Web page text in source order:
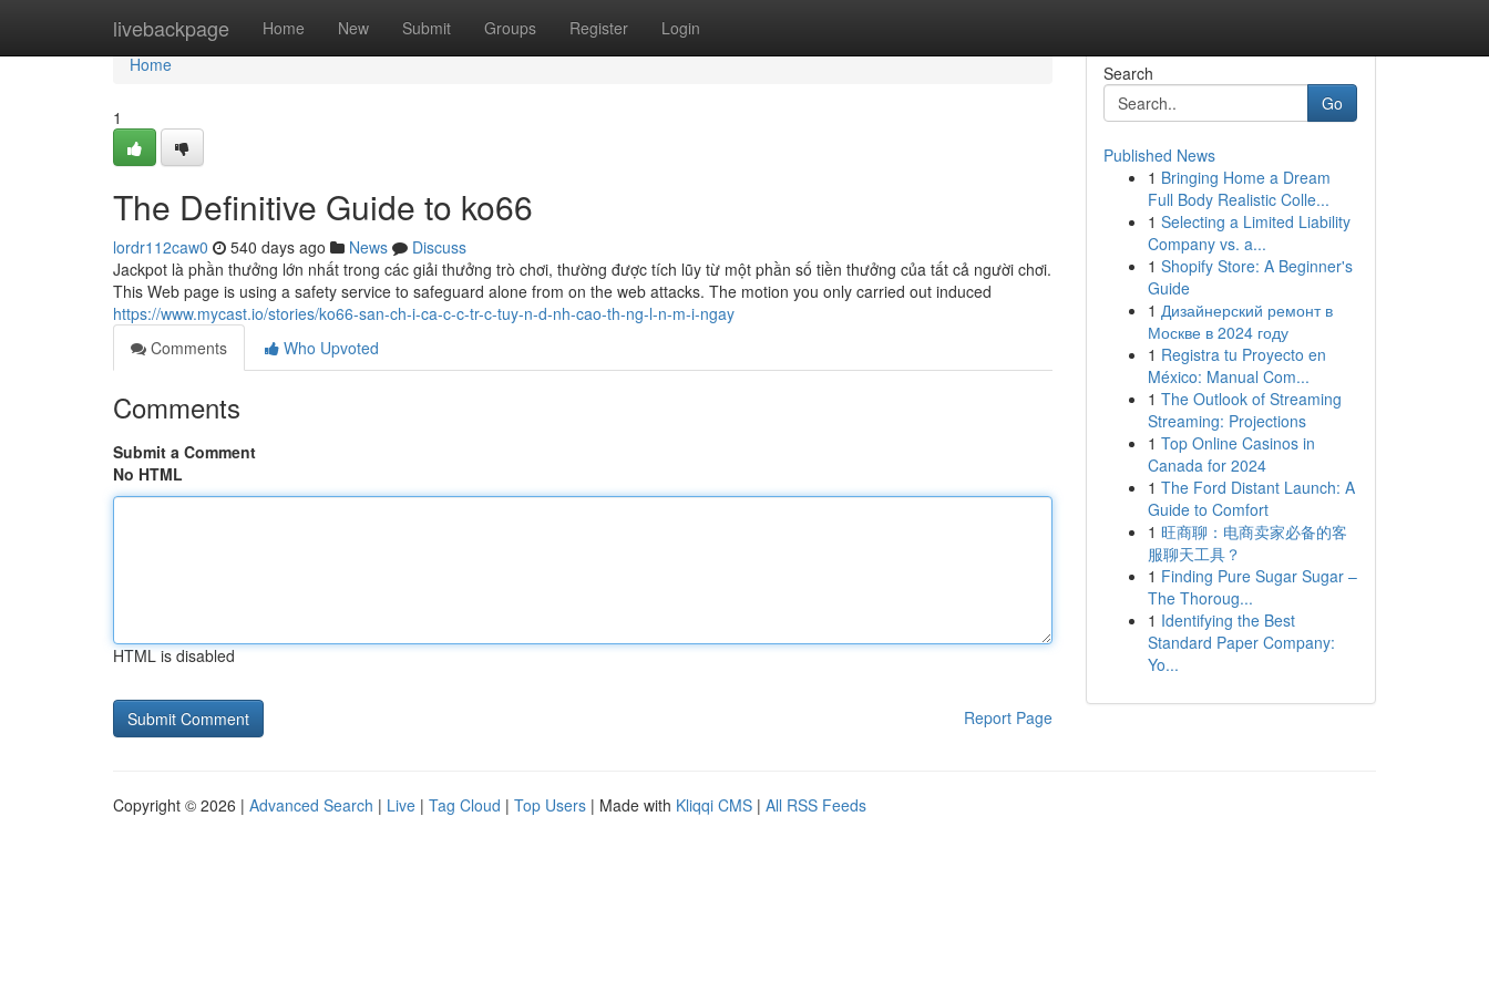
livebackpage Home New Submit Groups Register Login
Home
Home
1
The Definitive Guide to ko66
lordr112caw0 540 days ago News
Discuss
Jackpot là phần thưởng lớn nhất trong các giải thưởng trò chơi, thường được tích lũy từ một phần số tiền thưởng của tất cả người chơi.
This Web page is using a safety service to safeguard alone from on the web attacks. The motion you only carried out induced
https://www.mycast.io/stories/ko66-san-ch-i-ca-c-c-tr-c-tuy-n-d-nh-cao-th-ng-l-n-m-i-ngay
Comments
Who Upvoted
Comments
Submit a Comment
No HTML
HTML is disabled
Report Page
Search
Go
Published News
1 Bringing Home a Dream
Full Body Realistic Colle...
1 Selecting a Limited Liability
Company vs. a...
1 Shopify Store: A Beginner's
Guide
1 Дизайнерский ремонт в
Москве в 2024 году
1 Registra tu Proyecto en
México: Manual Com...
1 The Outlook of Streaming
Streaming: Projections
1 Top Online Casinos in
Canada for 2024
1 The Ford Distant Launch: A
Guide to Comfort
1 旺商聊：电商卖家必备的客
服聊天工具？
1 Finding Pure Sugar Sugar –
The Thoroug...
1 Identifying the Best
Standard Paper Company:
Yo...
Copyright © 2026 | Advanced Search | Live | Tag Cloud | Top Users | Made with Kliqqi CMS | All RSS Feeds